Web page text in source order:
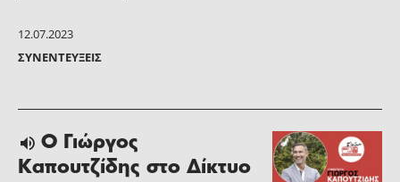
12.07.2023
ΣΥΝΕΝΤΕΎΞΕΙΣ
O Γιώργος
Καπουτζίδης στο Δίκτυο